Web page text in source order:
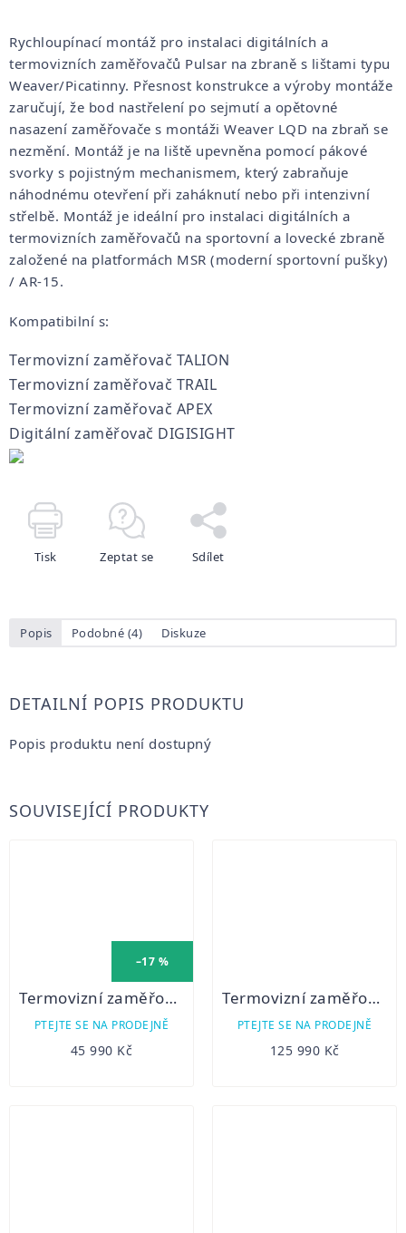
Rychloupínací montáž pro instalaci digitálních a
termovizních zaměřovačů Pulsar na zbraně s lištami typu
Weaver/Picatinny. Přesnost konstrukce a výroby montáže
zaručují, že bod nastřelení po sejmutí a opětovné
nasazení zaměřovače s montáži Weaver LQD na zbraň se
nezmění. Montáž je na liště upevněna pomocí pákové
svorky s pojistným mechanismem, který zabraňuje
náhodnému otevření při zaháknutí nebo při intenzivní
střelbě. Montáž je ideální pro instalaci digitálních a
termovizních zaměřovačů na sportovní a lovecké zbraně
založené na platformách MSR (moderní sportovní pušky)
/ AR-15.
Kompatibilní s:
Termovizní zaměřovač TALION
Termovizní zaměřovač TRAIL
Termovizní zaměřovač APEX
Digitální zaměřovač DIGISIGHT
Tisk Zeptat se Sdílet
Popis Podobné (4) Diskuze
DETAILNÍ POPIS PRODUKTU
Popis produktu není dostupný
SOUVISEJÍCÍ PRODUKTY
–17 %
Termovizní zaměřovač Talion XQ38
PTEJTE SE NA PRODEJNĚ
45 990 Kč
Termovizní zaměřovač Thermion 2 LRF XP50 PRO
PTEJTE SE NA PRODEJNĚ
125 990 Kč